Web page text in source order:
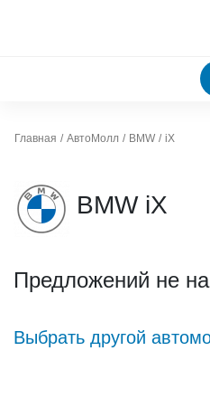
Главная АвтоМолл BMW iX
BMW iX
Предложений не
Выбрать другой